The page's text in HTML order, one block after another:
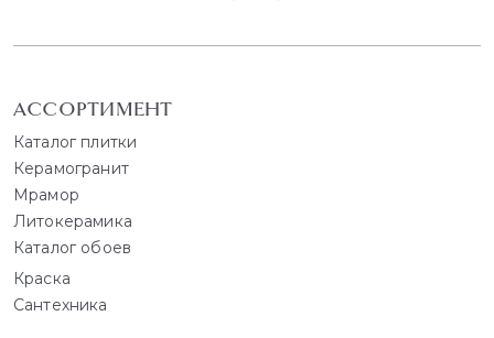
АССОРТИМЕНТ
Каталог плитки
Керамогранит
Мрамор
Литокерамика
Каталог обоев
Краска
Сантехника